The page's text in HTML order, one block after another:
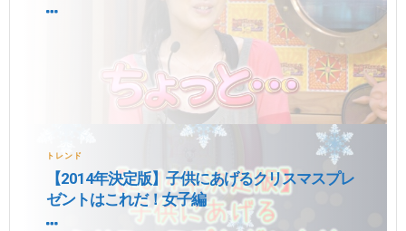
トレンド
【2014年決定版】子供にあげるクリスマスプレ
ゼントはこれだ！女子編